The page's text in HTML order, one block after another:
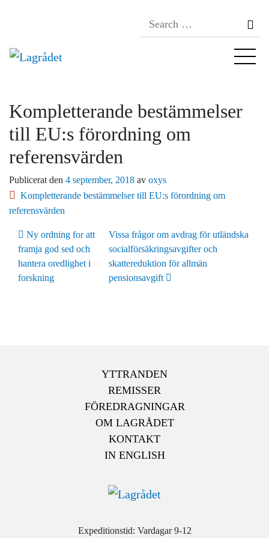
Kompletterande bestämmelser
till EU:s förordning om
referensvärden
Publicerat den 4 september, 2018 av oxys
Kompletterande bestämmelser till EU:s förordning om
referensvärden
Inläggsnavigering
Ny ordning for att
framja god sed och
hantera oredlighet i
forskning
Vissa frågor om avdrag för utländska
socialförsäkringsavgifter och
skattereduktion för allmän
pensionsavgift
YTTRANDEN
REMISSER
FÖREDRAGNINGAR
OM LAGRÅDET
KONTAKT
IN ENGLISH
Expeditionstid: Vardagar 9-12